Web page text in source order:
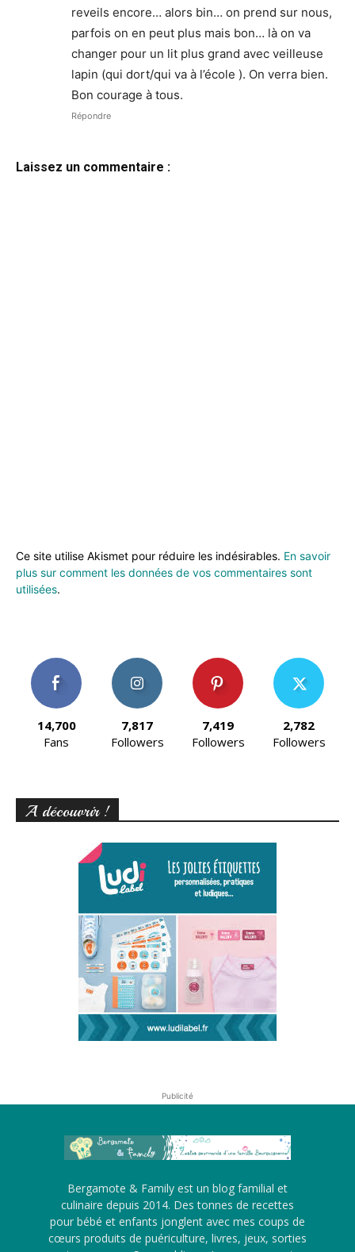
reveils encore… alors bin… on prend sur nous,
parfois on en peut plus mais bon… là on va
changer pour un lit plus grand avec veilleuse
lapin (qui dort/qui va à l’école ). On verra bien.
Bon courage à tous.
Répondre
Laissez un commentaire :
Ce site utilise Akismet pour réduire les indésirables. En savoir
plus sur comment les données de vos commentaires sont
utilisées.
14,700
Fans
7,817
Followers
7,419
Followers
2,782
Followers
A découvrir !
Publicité
Bergamote & Family est un blog familial et
culinaire depuis 2014. Des tonnes de recettes
pour bébé et enfants jonglent avec mes coups de
cœurs produits de puériculture, livres, jeux, sorties